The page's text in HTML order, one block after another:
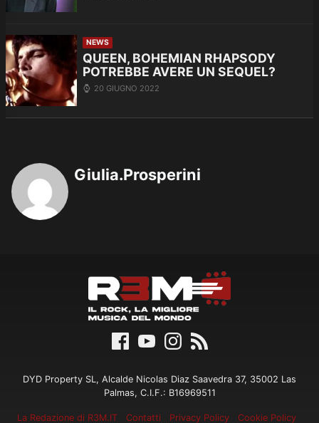
NEWS
QUEEN, BOHEMIAN RHAPSODY
POTREBBE AVERE UN SEQUEL?
20 GIUGNO 2022
Giulia.Prosperini
DYD Property SL, Alcalde Nicolas Diaz Saavedra 37, 35002 Las
Palmas, C.I.F.: B16969511
La Redazione di R3M.IT Contatti Privacy Policy Cookie Policy